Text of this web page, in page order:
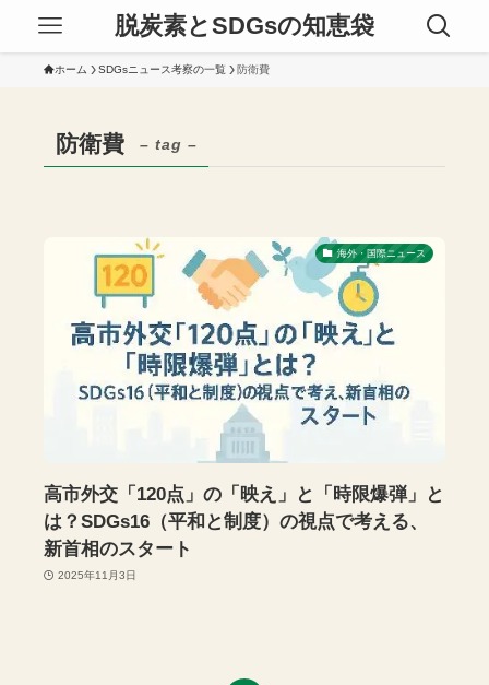
脱炭素とSDGsの知恵袋
ホーム SDGsニュース考察の一覧 防衛費
防衛費 – tag –
海外・国際ニュース
高市外交「120点」の「映え」と「時限爆弾」と
は？SDGs16（平和と制度）の視点で考える、
新首相のスタート
2025年11月3日